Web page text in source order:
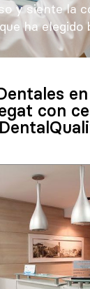
y siente la
que ha elegido
con